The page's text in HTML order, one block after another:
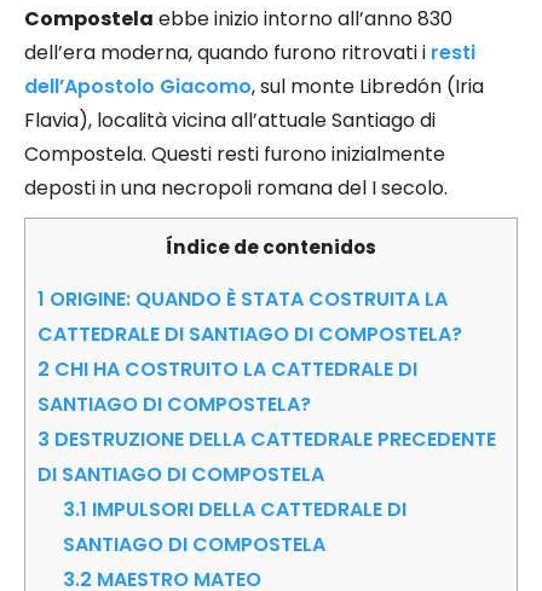
Compostela ebbe inizio intorno all’anno 830
dell’era moderna, quando furono ritrovati i resti
dell’Apostolo Giacomo, sul monte Libredón (Iria
Flavia), località vicina all’attuale Santiago di
Compostela. Questi resti furono inizialmente
deposti in una necropoli romana del I secolo.
Índice de contenidos
1 ORIGINE: QUANDO È STATA COSTRUITA LA
CATTEDRALE DI SANTIAGO DI COMPOSTELA?
2 CHI HA COSTRUITO LA CATTEDRALE DI
SANTIAGO DI COMPOSTELA?
3 DESTRUZIONE DELLA CATTEDRALE PRECEDENTE
DI SANTIAGO DI COMPOSTELA
3.1 IMPULSORI DELLA CATTEDRALE DI
SANTIAGO DI COMPOSTELA
3.2 MAESTRO MATEO